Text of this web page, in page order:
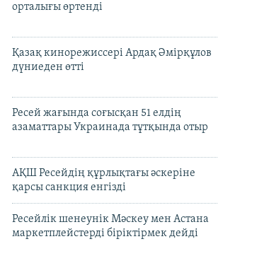
орталығы өртенді
Қазақ кинорежиссері Ардақ Әмірқұлов
дүниеден өтті
Ресей жағында соғысқан 51 елдің
азаматтары Украинада тұтқында отыр
АҚШ Ресейдің құрлықтағы әскеріне
қарсы санкция енгізді
Ресейлік шенеунік Мәскеу мен Астана
маркетплейстерді біріктірмек дейді